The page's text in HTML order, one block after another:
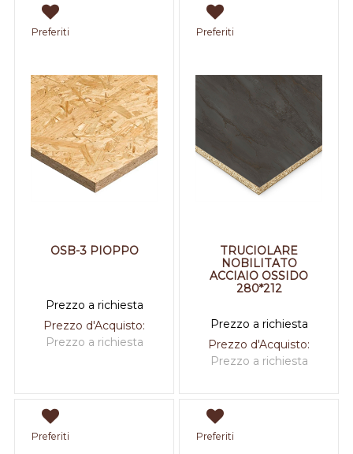
Preferiti
OSB-3 PIOPPO
Prezzo a richiesta
Prezzo d'Acquisto:
Prezzo a richiesta
Preferiti
TRUCIOLARE
NOBILITATO
ACCIAIO OSSIDO
280*212
Prezzo a richiesta
Prezzo d'Acquisto:
Prezzo a richiesta
Preferiti Preferiti